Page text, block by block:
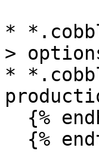
*
>
*